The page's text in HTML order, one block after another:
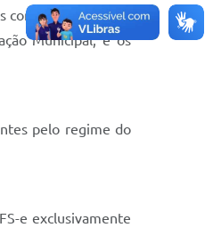
contábeis optantes
Municipal; e os
pelo regime do
e exclusivamente